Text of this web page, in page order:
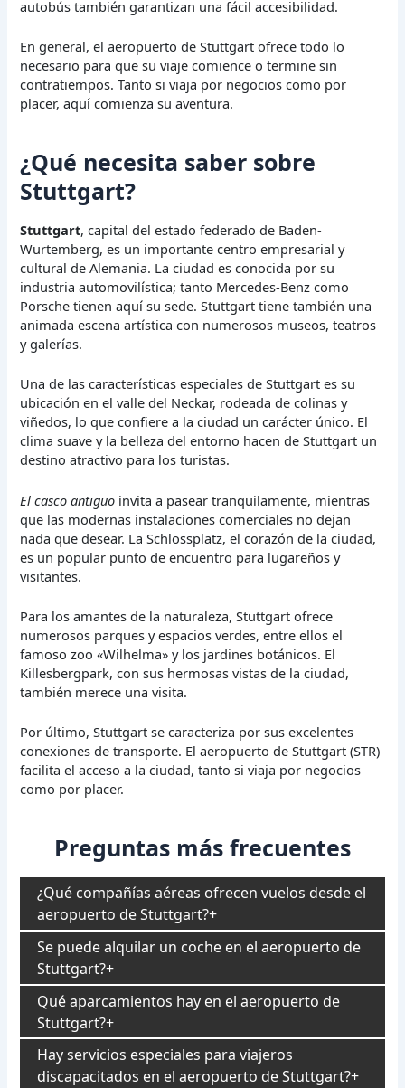
autobús también garantizan una fácil accesibilidad.
En general, el aeropuerto de Stuttgart ofrece todo lo
necesario para que su viaje comience o termine sin
contratiempos. Tanto si viaja por negocios como por
placer, aquí comienza su aventura.
¿Qué necesita saber sobre
Stuttgart?
Stuttgart, capital del estado federado de Baden-
Wurtemberg, es un importante centro empresarial y
cultural de Alemania. La ciudad es conocida por su
industria automovilística; tanto Mercedes-Benz como
Porsche tienen aquí su sede. Stuttgart tiene también una
animada escena artística con numerosos museos, teatros
y galerías.
Una de las características especiales de Stuttgart es su
ubicación en el valle del Neckar, rodeada de colinas y
viñedos, lo que confiere a la ciudad un carácter único. El
clima suave y la belleza del entorno hacen de Stuttgart un
destino atractivo para los turistas.
El casco antiguo invita a pasear tranquilamente, mientras
que las modernas instalaciones comerciales no dejan
nada que desear. La Schlossplatz, el corazón de la ciudad,
es un popular punto de encuentro para lugareños y
visitantes.
Para los amantes de la naturaleza, Stuttgart ofrece
numerosos parques y espacios verdes, entre ellos el
famoso zoo «Wilhelma» y los jardines botánicos. El
Killesbergpark, con sus hermosas vistas de la ciudad,
también merece una visita.
Por último, Stuttgart se caracteriza por sus excelentes
conexiones de transporte. El aeropuerto de Stuttgart (STR)
facilita el acceso a la ciudad, tanto si viaja por negocios
como por placer.
Preguntas más frecuentes
¿Qué compañías aéreas ofrecen vuelos desde el
aeropuerto de Stuttgart?
Se puede alquilar un coche en el aeropuerto de
Stuttgart?
Qué aparcamientos hay en el aeropuerto de
Stuttgart?
Hay servicios especiales para viajeros
discapacitados en el aeropuerto de Stuttgart?